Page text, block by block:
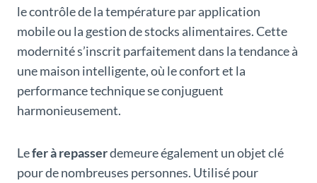
le contrôle de la température par application
mobile ou la gestion de stocks alimentaires. Cette
modernité s’inscrit parfaitement dans la tendance à
une maison intelligente, où le confort et la
performance technique se conjuguent
harmonieusement.
Lefer à repasserdemeure également un objet clé
pour de nombreuses personnes. Utilisé pour